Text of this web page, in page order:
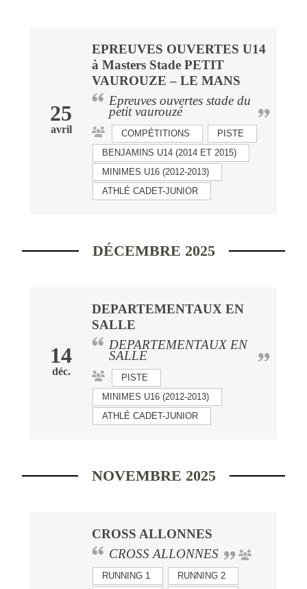
25
avril
EPREUVES OUVERTES U14
à Masters Stade PETIT
VAUROUZE – LE MANS
Epreuves ouvertes stade du
petit vaurouzé
COMPÉTITIONS
PISTE
BENJAMINS U14 (2014 ET 2015)
MINIMES U16 (2012-2013)
ATHLÉ CADET-JUNIOR
DÉCEMBRE 2025
14
déc.
DEPARTEMENTAUX EN
SALLE
DEPARTEMENTAUX EN
SALLE
PISTE
MINIMES U16 (2012-2013)
ATHLÉ CADET-JUNIOR
NOVEMBRE 2025
CROSS ALLONNES
CROSS ALLONNES
RUNNING 1
RUNNING 2